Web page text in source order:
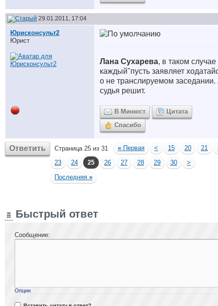
29.01.2011, 17:04
Юрисконсульт2
Юрист
Лана Сухарева, в таком
каждый"пусть заявляет
о не транслируемом заседании.
судья решит.
В Минюст
Цитата
Спасибо
Ответить Страница 25 из 31 « Первая < 15 20 21
23
24 25 26 27 28 29 30
>
Последняя »
Быстрый ответ
Сообщение:
Опции